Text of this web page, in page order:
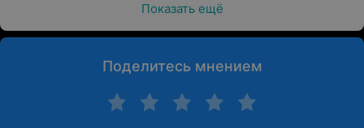
Показать ещё
Поделитесь мнением